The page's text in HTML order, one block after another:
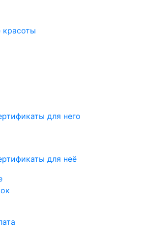
красоты
для него
для неё